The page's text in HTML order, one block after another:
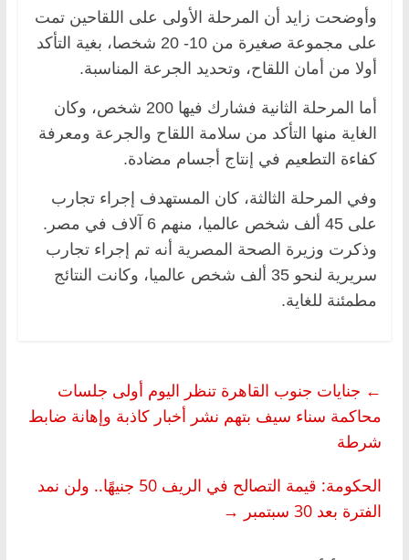
وأوضحت زايد أن المرحلة الأولى على اللقاحين تمت
على مجموعة صغيرة من 10- 20 شخصا، بغية التأكد
أولا من أمان اللقاح، وتحديد الجرعة المناسبة.
أما المرحلة الثانية فشارك فيها 200 شخص، وكان
الغاية منها التأكد من سلامة اللقاح والجرعة ومعرفة
كفاءة التطعيم في إنتاج أجسام مضادة.
وفي المرحلة الثالثة، كان المستهدف إجراء تجارب
على 45 ألف شخص عالميا، منهم 6 آلاف في مصر.
وذكرت وزيرة الصحة المصرية أنه تم إجراء تجارب
سريرية لنحو 35 ألف شخص عالميا، وكانت النتائج
مطمئنة للغاية.
← جنايات جنوب القاهرة تنظر اليوم أولى جلسات
محاكمة سناء سيف بتهم نشر أخبار كاذبة وإهانة ضابط
شرطة
الحكومة: قيمة التصالح في الريف 50 جنيهًا.. ولن نمد
الفترة بعد 30 سبتمبر
→